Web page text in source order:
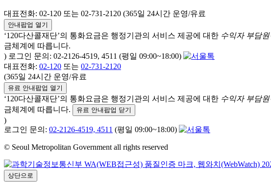
대표전화: 02-120 또는 02-731-2120 (365일 24시간 운영/유료
안내팝업 열기
‘120다산콜재단’의 통화요금은 행정기관의 서비스 제공에 대한 수익자 부담
금체계에 따릅니다.
) 로그인 문의: 02-2126-4519, 4511 (평일 09:00~18:00)
대표전화: 02-120 또는 02-731-2120
(365일 24시간 운영/유료
유료 안내팝업 열기
‘120다산콜재단’의 통화요금은 행정기관의 서비스 제공에 대한 수익자 부담
금체계에 따릅니다.
유료 안내팝업 닫기
)
로그인 문의: 02-2126-4519, 4511 (평일 09:00~18:00)
© Seoul Metropolitan Government all rights reserved
상단으로